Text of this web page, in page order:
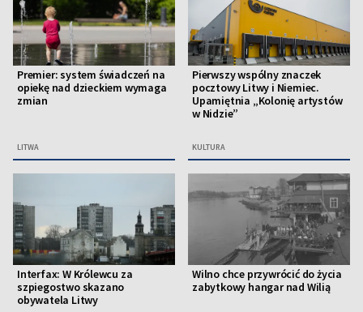
Premier: system świadczeń na
opiekę nad dzieckiem wymaga
zmian
LITWA
Pierwszy wspólny znaczek
pocztowy Litwy i Niemiec.
Upamiętnia „Kolonię artystów
w Nidzie”
KULTURA
Interfax: W Królewcu za
szpiegostwo skazano
obywatela Litwy
Wilno chce przywrócić do życia
zabytkowy hangar nad Wilią